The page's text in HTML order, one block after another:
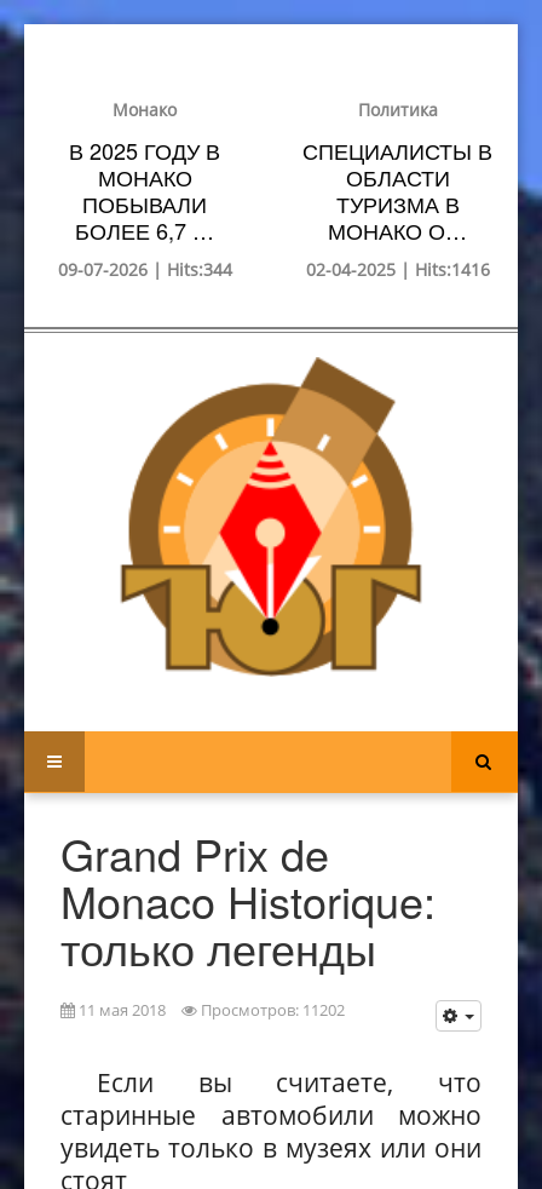
Монако
В 2025 ГОДУ В
МОНАКО
ПОБЫВАЛИ
БОЛЕЕ 6,7 …
09-07-2026 | Hits:344
Политика
СПЕЦИАЛИСТЫ В
ОБЛАСТИ
ТУРИЗМА В
МОНАКО О…
02-04-2025 | Hits:1416
Grand Prix de
Monaco Historique:
только легенды
11 мая 2018 Просмотров: 11202
Если вы считаете, что
старинные автомобили можно
увидеть только в музеях или они
стоят